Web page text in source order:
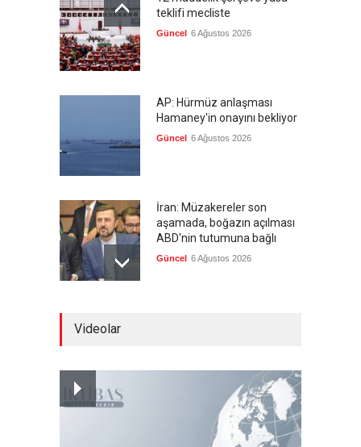
teklifi mecliste
Güncel 6 Ağustos 2026
AP: Hürmüz anlaşması
Hamaney'in onayını bekliyor
Güncel 6 Ağustos 2026
İran: Müzakereler son
aşamada, boğazın açılması
ABD'nin tutumuna bağlı
Güncel 6 Ağustos 2026
Nükleer silahlı devletler,
cephane artırıyor
Videolar